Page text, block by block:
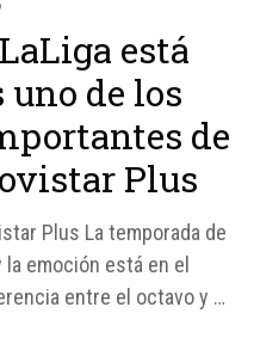
está
uno de los
de
Plus
Plus La temporada de
la emoción está en el
entre el octavo y el